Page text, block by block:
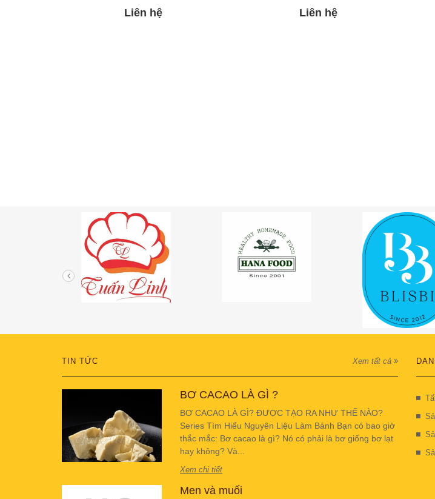
Liên hệ Liên hệ
TIN TỨC Xem tất cả
BƠ CACAO LÀ GÌ ?
BƠ CACAO LÀ GÌ? ĐƯỢC TẠO RA NHƯ THẾ NÀO?
Series Tìm Hiểu Nguyên Liệu Làm Bánh Bạn có bao giờ
thắc mắc: Bơ cacao là gì? Nó có phải là bơ giống bơ lạt
hay không? Và...
Xem chi tiết
Men và muối